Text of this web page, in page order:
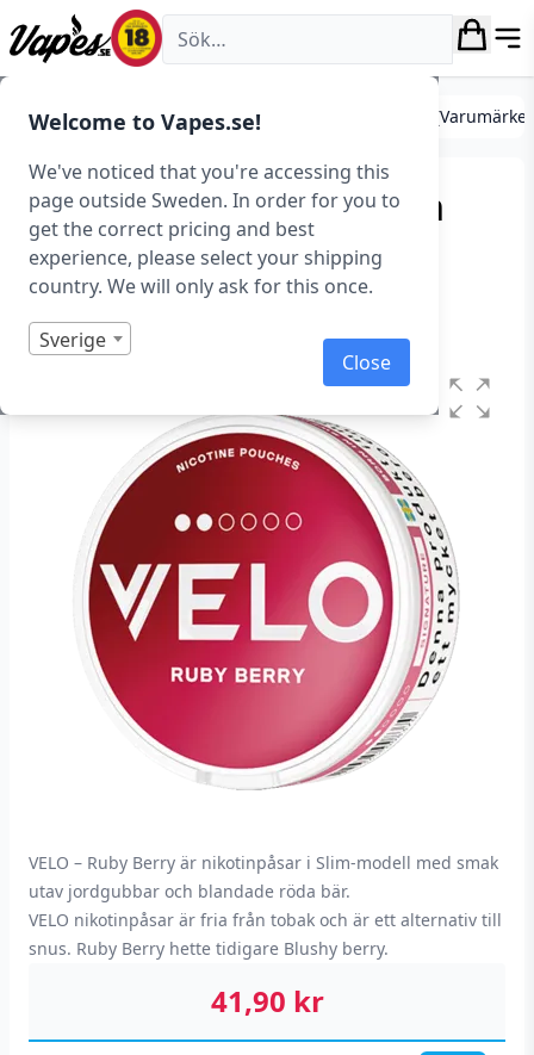
Welcome to Vapes.se!
We've noticed that you're accessing this
page outside Sweden. In order for you to
get the correct pricing and best
experience, please select your shipping
country. We will only ask for this once.
Sverige
Close
Vapes.se
Tobaksfritt snus (Nikotinpåsar) Tobaksfritt Snus
VELO – Ruby Berry – Slim
(5,6 mg/portion)
Art.nr: 39479
I lager
VELO – Ruby Berry är nikotinpåsar i Slim-modell med smak
utav jordgubbar och blandade röda bär.
VELO nikotinpåsar är fria från tobak och är ett alternativ till
snus. Ruby Berry hette tidigare Blushy berry.
41,90 kr